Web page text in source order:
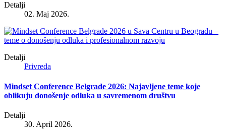
Detalji
02. Maj 2026.
Detalji
Privreda
Mindset Conference Belgrade 2026: Najavljene teme koje
oblikuju donošenje odluka u savremenom društvu
Detalji
30. April 2026.